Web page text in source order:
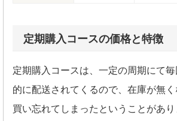
定期購入コースの価格と特徴
定期購入コースは、一定の周期にて
的に配送されてくるので、在庫が無
買い忘れてしまったということがあり